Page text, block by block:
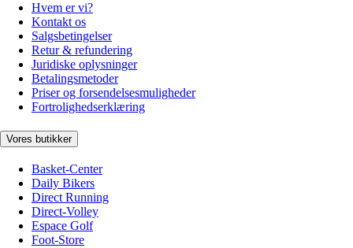
Hvem er vi?
Kontakt os
Salgsbetingelser
Retur & refundering
Juridiske oplysninger
Betalingsmetoder
Priser og forsendelsesmuligheder
Fortrolighedserklæring
Vores butikker
Basket-Center
Daily Bikers
Direct Running
Direct-Volley
Espace Golf
Foot-Store